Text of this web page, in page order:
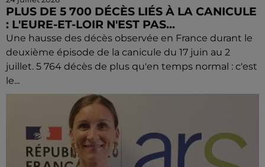
PLUS DE 5 700 DÉCÈS LIÉS À LA CANICULE
: L'EURE-ET-LOIR N'EST PAS...
Une hausse des décès observée en France durant le
deuxième épisode de la canicule du 17 juin au 2
juillet. 5 764 décès de plus qu'en temps normal : c'est
le...